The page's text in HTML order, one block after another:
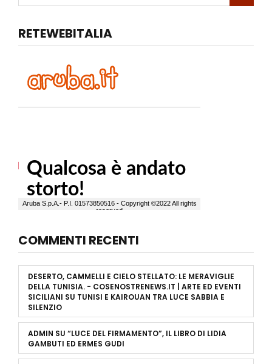
RETEWEBITALIA
COMMENTI RECENTI
DESERTO, CAMMELLI E CIELO STELLATO: LE MERAVIGLIE
DELLA TUNISIA. - COSENOSTRENEWS.IT | ARTE ED EVENTI
SICILIANI SU TUNISI E KAIROUAN TRA LUCE SABBIA E
SILENZIO
ADMIN SU “LUCE DEL FIRMAMENTO”, IL LIBRO DI LIDIA
GAMBUTI ED ERMES GUDI